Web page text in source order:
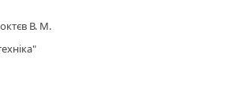
В. М.